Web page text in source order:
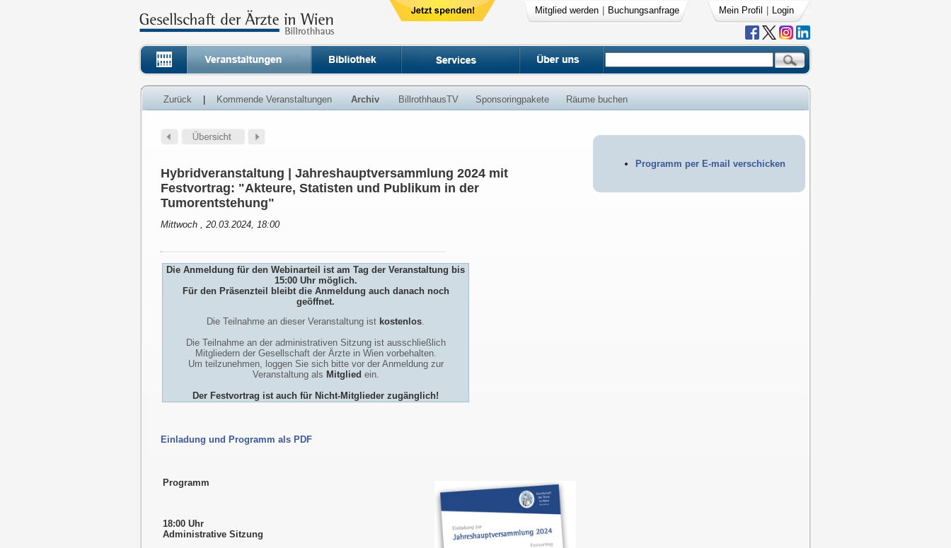
Mitglied werden Buchungsanfrage Mein Profil Login
Zurück Kommende Veranstaltungen Archiv BillrothhausTV Sponsoringpakete Räume buchen
Programm per E-mail verschicken
Hybridveranstaltung | Jahreshauptversammlung 2024 mit
Festvortrag: "Akteure, Statisten und Publikum in der
Tumorentstehung"
Mittwoch , 20.03.2024, 18:00
Die Anmeldung für den Webinarteil ist am Tag der Veranstaltung bis
15:00 Uhr möglich.
Für den Präsenzteil bleibt die Anmeldung auch danach noch
geöffnet.
Die Teilnahme an dieser Veranstaltung ist kostenlos.
Die Teilnahme an der administrativen Sitzung ist ausschließlich
Mitgliedern der Gesellschaft der Ärzte in Wien vorbehalten.
Um teilzunehmen, loggen Sie sich bitte vor der Anmeldung zur
Veranstaltung als Mitglied ein.
Der Festvortrag ist auch für Nicht-Mitglieder zugänglich!
Einladung und Programm als PDF
Programm
18:00 Uhr
Administrative Sitzung